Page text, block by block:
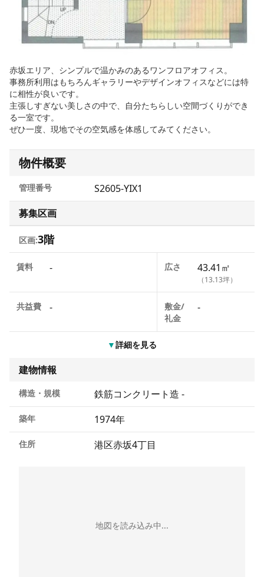
赤坂エリア、シンプルで温かみのあるワンフロアオフィス。
事務所利用はもちろんギャラリーやデザインオフィスなどには特
に相性が良いです。
主張しすぎない美しさの中で、自分たちらしい空間づくりができ
る一室です。
ぜひ一度、現地でその空気感を体感してみてください。
物件概要
管理番号
S2605-YIX1
募集区画
区画:3階
賃料 - 広さ 43.41㎡
（13.13坪）
共益費 -
敷金/
礼金
-
▼詳細を見る
建物情報
構造・規模 鉄筋コンクリート造 -
築年 1974年
住所 港区赤坂4丁目
地図を読み込み中...